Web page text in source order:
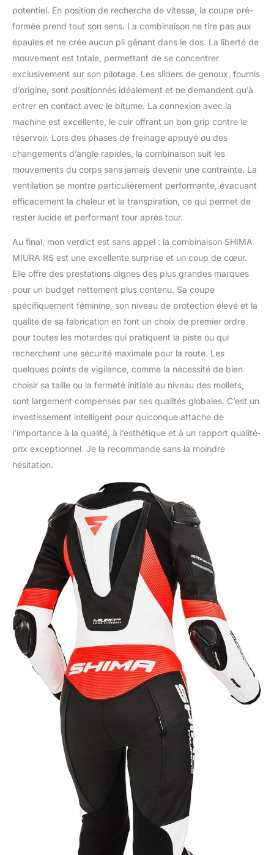
potentiel. En position de recherche de vitesse, la coupe pré-
formée prend tout son sens. La combinaison ne tire pas aux
épaules et ne crée aucun pli gênant dans le dos. La liberté de
mouvement est totale, permettant de se concentrer
exclusivement sur son pilotage. Les sliders de genoux, fournis
d’origine, sont positionnés idéalement et ne demandent qu’à
entrer en contact avec le bitume. La connexion avec la
machine est excellente, le cuir offrant un bon grip contre le
réservoir. Lors des phases de freinage appuyé ou des
changements d’angle rapides, la combinaison suit les
mouvements du corps sans jamais devenir une contrainte. La
ventilation se montre particulièrement performante, évacuant
efficacement la chaleur et la transpiration, ce qui permet de
rester lucide et performant tour après tour.
Au final, mon verdict est sans appel : la combinaison SHIMA
MIURA RS est une excellente surprise et un coup de cœur.
Elle offre des prestations dignes des plus grandes marques
pour un budget nettement plus contenu. Sa coupe
spécifiquement féminine, son niveau de protection élevé et la
qualité de sa fabrication en font un choix de premier ordre
pour toutes les motardes qui pratiquent la piste ou qui
recherchent une sécurité maximale pour la route. Les
quelques points de vigilance, comme la nécessité de bien
choisir sa taille ou la fermeté initiale au niveau des mollets,
sont largement compensés par ses qualités globales. C’est un
investissement intelligent pour quiconque attache de
l’importance à la qualité, à l’esthétique et à un rapport qualité-
prix exceptionnel. Je la recommande sans la moindre
hésitation.